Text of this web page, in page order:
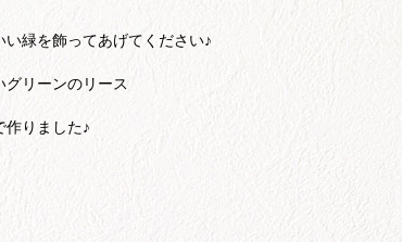
緑を飾ってあげてください♪
グリーンのリース
作りました♪